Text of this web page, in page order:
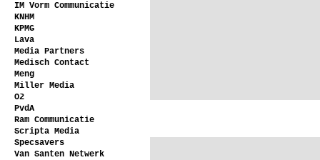
IM Vorm Communicatie
KNHM
KPMG
Lava
Media Partners
Medisch Contact
Meng
Miller Media
O2
PvdA
Ram Communicatie
Scripta Media
Specsavers
Van Santen Netwerk